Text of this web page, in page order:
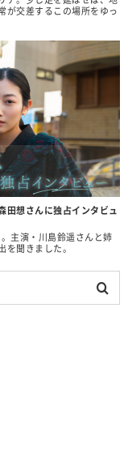
が交差するこの場所をゆっ
田想さんに独占インタビュ
主演・川島鈴遥さんと姉
聞きました。